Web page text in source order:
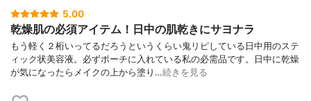
5.00
乾燥肌の必須アイテム！日中の肌乾きにサヨナラ
もう軽く２桁いってるだろうというくらい鬼リピしている日中用のステ
ィック状美容液。必ずポーチに入れている私の必需品です。日中に乾燥
が気になったらメイクの上から塗り…続きを見る